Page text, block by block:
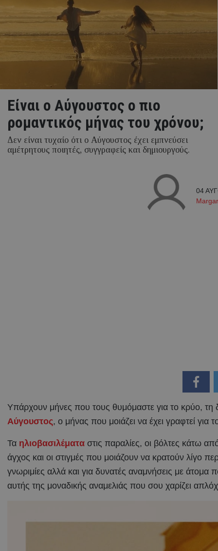
Eίναι ο Αύγουστος ο πιο
ρομαντικός μήνας του χρόνου;
Δεν είναι τυχαίο ότι ο Αύγουστος έχει εμπνεύσει
αμέτρητους ποιητές, συγγραφείς και δημιουργούς.
04
Yπάρχουν μήνες που τους θυμόμαστε για το κρύο, τη
Αύγουστος, ο μήνας που μοιάζει να έχει γραφτεί για
Τα ηλιοβασιλέματα στις παραλίες, οι βόλτες κάτω
άγχος και οι στιγμές που μοιάζουν να κρατούν λίγο
γνωριμίες αλλά και για δυνατές αναμνήσεις με
αυτής της μοναδικής αναμελιάς που σου χαρίζει